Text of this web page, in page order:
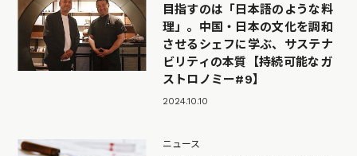
目指すのは「日本語のような料
理」。中国・日本の文化を調和
させるシェフに学ぶ、サステナ
ビリティの本質【持続可能なガ
ストロノミー#9】
2024.10.10
ニュース